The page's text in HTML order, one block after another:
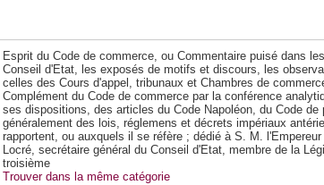
Esprit du Code de commerce, ou Commentaire puisé dans
Conseil d'Etat, les exposés de motifs et discours, les
celles des Cours d'appel, tribunaux et Chambres de
Complément du Code de commerce par la conférence
ses dispositions, des articles du Code Napoléon, du Code de
généralement des lois, réglemens et décrets impériaux
rapportent, ou auxquels il se réfère ; dédié à S. M.
Locré, secrétaire général du Conseil d'Etat, membre de la
troisième
Trouver dans la même catégorie